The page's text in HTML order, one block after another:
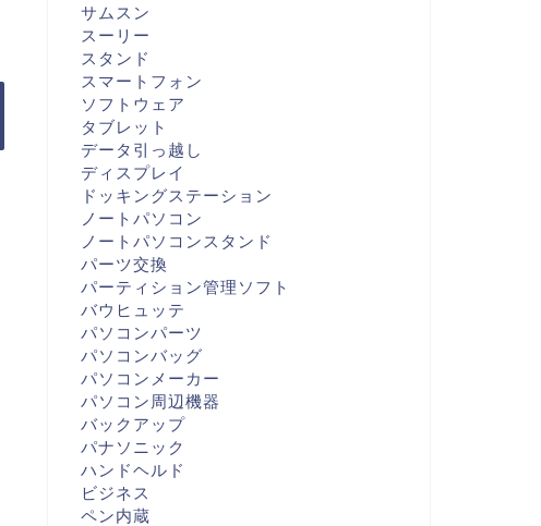
サムスン
スーリー
スタンド
スマートフォン
ソフトウェア
タブレット
データ引っ越し
ディスプレイ
ドッキングステーション
ノートパソコン
ノートパソコンスタンド
パーツ交換
パーティション管理ソフト
バウヒュッテ
パソコンパーツ
パソコンバッグ
パソコンメーカー
パソコン周辺機器
バックアップ
パナソニック
ハンドヘルド
ビジネス
ペン内蔵